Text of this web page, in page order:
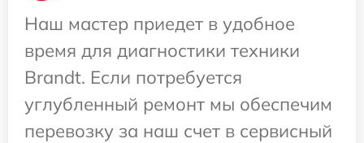
Наш мастер приедет в удобное
время для диагностики техники
Brandt. Если потребуется
углубленный ремонт мы обеспечим
перевозку за наш счет в сервисный